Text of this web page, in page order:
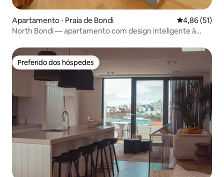
Apartamento ⋅ Praia de Bondi 4,86 de uma
4,86 (51)
North Bondi — apartamento com design inteligente à
Preferido dos hóspedes
Preferido dos hóspedes